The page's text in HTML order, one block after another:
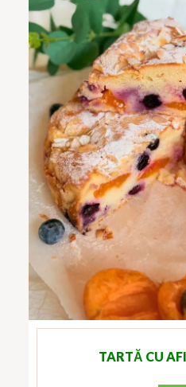
TARTĂ CU